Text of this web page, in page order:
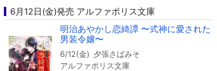
6月12日(金)発売 アルファポリス文庫
明治あやかし恋綺譚 〜式神に愛された
男装令嬢〜
6/12(金) 夕張さばみそ
アルファポリス文庫